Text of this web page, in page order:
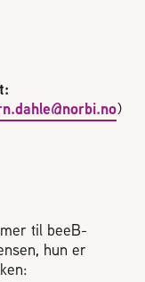
)
til beeB-
hun er